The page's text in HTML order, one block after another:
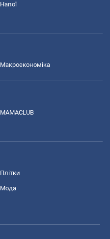
Напої
Макроекономіка
MAMACLUB
Плітки
Мода